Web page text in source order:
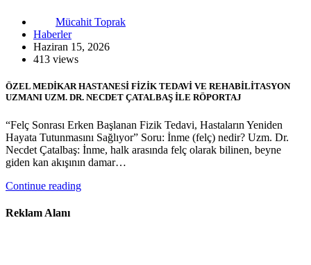
Mücahit Toprak
Haberler
Haziran 15, 2026
413 views
ÖZEL MEDİKAR HASTANESİ FİZİK TEDAVİ VE REHABİLİTASYON
UZMANI UZM. DR. NECDET ÇATALBAŞ İLE RÖPORTAJ
“Felç Sonrası Erken Başlanan Fizik Tedavi, Hastaların Yeniden
Hayata Tutunmasını Sağlıyor” Soru: İnme (felç) nedir? Uzm. Dr.
Necdet Çatalbaş: İnme, halk arasında felç olarak bilinen, beyne
giden kan akışının damar…
Continue reading
Reklam Alanı